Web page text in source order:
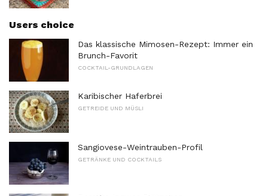
Users choice
Das klassische Mimosen-Rezept: Immer ein
Brunch-Favorit
COCKTAIL-GRUNDLAGEN
Karibischer Haferbrei
GETREIDE UND MÜSLI
Sangiovese-Weintrauben-Profil
GETRÄNKE UND COCKTAILS